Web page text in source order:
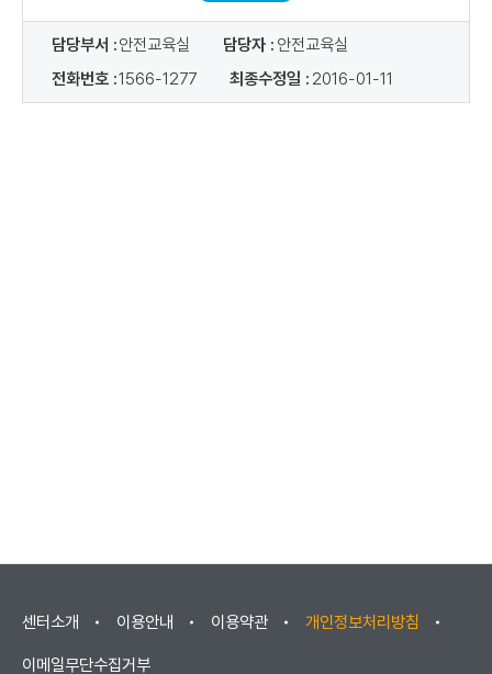
담당부서 :안전교육실 담당자 : 안전교육실
전화번호 :1566-1277 최종수정일 : 2016-01-11
센터소개 이용안내 이용약관 개인정보처리방침
이메일무단수집거부